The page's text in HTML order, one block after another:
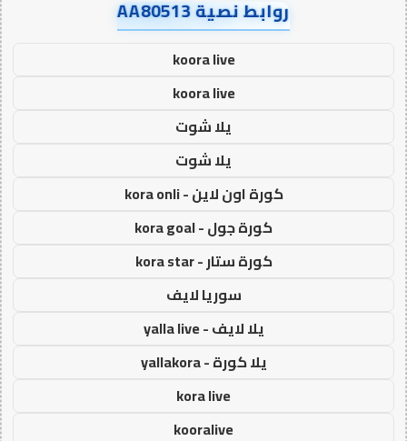
روابط نصية AA80513
koora live
koora live
يلا شوت
يلا شوت
كورة اون لاين - kora onli
كورة جول - kora goal
كورة ستار - kora star
سوريا لايف
يلا لايف - yalla live
يلا كورة - yallakora
kora live
kooralive